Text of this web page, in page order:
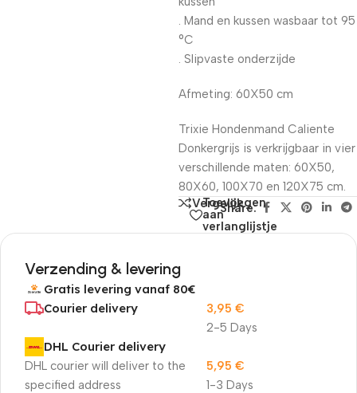
. Mand en kussen wasbaar tot 95
°C
. Slipvaste onderzijde
Afmeting: 60X50 cm
Trixie Hondenmand Caliente
Donkergrijs is verkrijgbaar in vier
verschillende maten: 60X50,
80X60, 100X70 en 120X75 cm.
Vergelijk
Toevoegen
aan
verlanglijstje
Share:
Verzending & levering
Gratis levering vanaf 80€
Courier delivery
2-5 Days
3,95 €
DHL Courier delivery
DHL courier will deliver to the
specified address
1-3 Days
5,95 €